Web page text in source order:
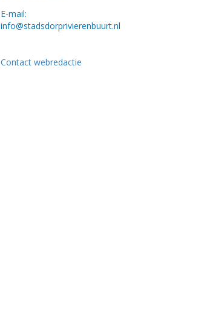
E-mail:
info@stadsdorprivierenbuurt.nl
Contact webredactie